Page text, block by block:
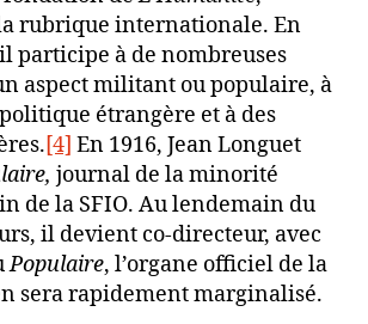
rubrique internationale. En
participe à de nombreuses
aspect militant ou populaire, à
étrangère et à des
[4] En 1916, Jean Longuet
journal de la minorité
de la SFIO. Au lendemain du
il devient co-directeur, avec
Populaire, l’organe officiel de la
sera rapidement marginalisé.